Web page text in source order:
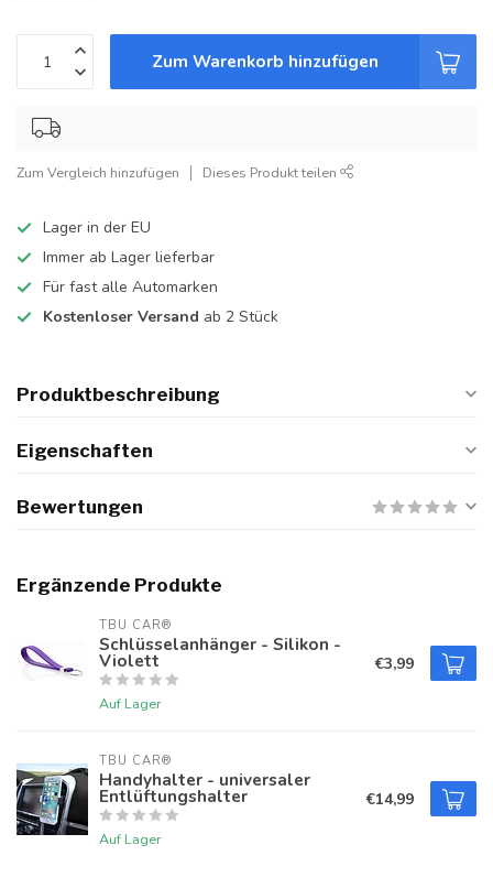
Zum Warenkorb hinzufügen
Zum Vergleich hinzufügen Dieses Produkt teilen
Lager in der EU
Immer ab Lager lieferbar
Für fast alle Automarken
Kostenloser Versand ab 2 Stück
Produktbeschreibung
Eigenschaften
Bewertungen
Ergänzende Produkte
TBU CAR®
Schlüsselanhänger - Silikon -
Violett
Auf Lager
€3,99
TBU CAR®
Handyhalter - universaler
Entlüftungshalter
Auf Lager
€14,99